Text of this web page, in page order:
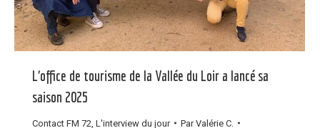
L’office de tourisme de la Vallée du Loir a lancé sa
saison 2025
Contact FM 72 L'interview du jour ParValérie C.